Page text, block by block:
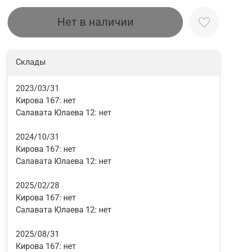
Нет в наличии
Склады
2023/03/31
Кирова 167: нет
Салавата Юлаева 12: нет
2024/10/31
Кирова 167: нет
Салавата Юлаева 12: нет
2025/02/28
Кирова 167: нет
Салавата Юлаева 12: нет
2025/08/31
Кирова 167: нет